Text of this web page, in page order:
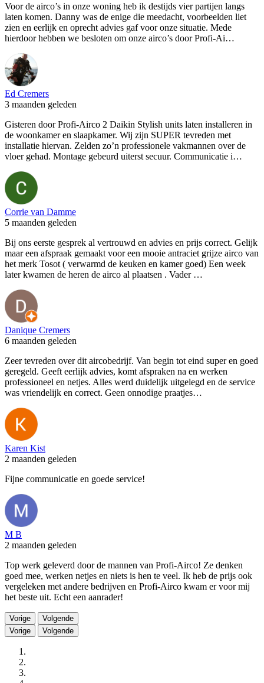
Voor de airco’s in onze woning heb ik destijds vier partijen langs
laten komen. Danny was de enige die meedacht, voorbeelden liet
zien en eerlijk en oprecht advies gaf voor onze situatie. Mede
hierdoor hebben we besloten om onze airco’s door Profi-Ai…
Ed Cremers
3 maanden geleden
Gisteren door Profi-Airco 2 Daikin Stylish units laten installeren in
de woonkamer en slaapkamer. Wij zijn SUPER tevreden met
installatie hiervan. Zelden zo’n professionele vakmannen over de
vloer gehad. Montage gebeurd uiterst secuur. Communicatie i…
Corrie van Damme
5 maanden geleden
Bij ons eerste gesprek al vertrouwd en advies en prijs correct. Gelijk
maar een afspraak gemaakt voor een mooie antraciet grijze airco van
het merk Tosot ( verwarmd de keuken en kamer goed) Een week
later kwamen de heren de airco al plaatsen . Vader …
Danique Cremers
6 maanden geleden
Zeer tevreden over dit aircobedrijf. Van begin tot eind super en goed
geregeld. Geeft eerlijk advies, komt afspraken na en werken
professioneel en netjes. Alles werd duidelijk uitgelegd en de service
was vriendelijk en correct. Geen onnodige praatjes…
Karen Kist
2 maanden geleden
Fijne communicatie en goede service!
M B
2 maanden geleden
Top werk geleverd door de mannen van Profi-Airco! Ze denken
goed mee, werken netjes en niets is hen te veel. Ik heb de prijs ook
vergeleken met andere bedrijven en Profi-Airco kwam er voor mij
het beste uit. Echt een aanrader!
Vorige
Volgende
Vorige
Volgende